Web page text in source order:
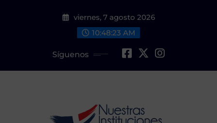
viernes, 7 agosto 2026
10:48:24 AM
Síguenos